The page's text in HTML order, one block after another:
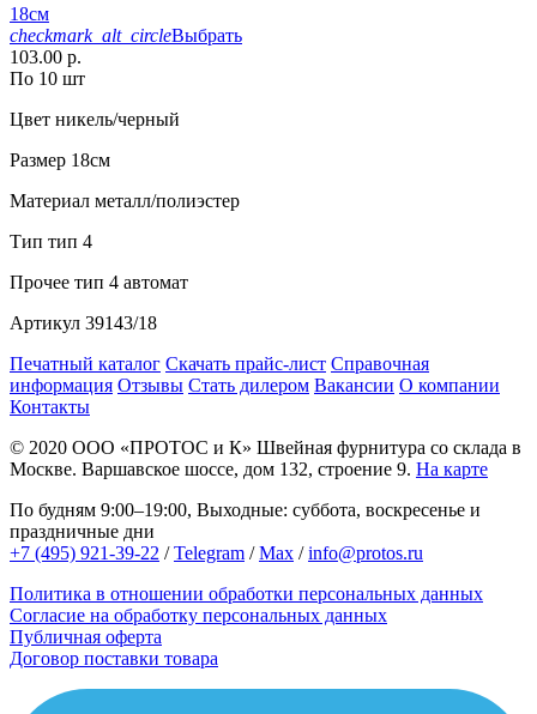
18см
checkmark_alt_circleВыбрать
103.00 р.
По 10 шт
Цвет никель/черный
Размер 18см
Материал металл/полиэстер
Тип тип 4
Прочее тип 4 автомат
Артикул 39143/18
Печатный каталог Скачать прайс-лист Справочная
информация Отзывы Стать дилером Вакансии О компании
Контакты
© 2020 ООО «ПРОТОС и К» Швейная фурнитура со склада в
Москве. Варшавское шоссе, дом 132, строение 9. На карте
По будням 9:00–19:00, Выходные: суббота, воскресенье и
праздничные дни
+7 (495) 921-39-22 /Telegram /Max /info@protos.ru
Политика в отношении обработки персональных данных
Согласие на обработку персональных данных
Публичная оферта
Договор поставки товара